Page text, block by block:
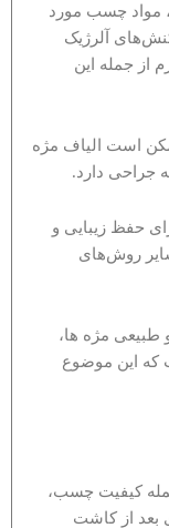
مواد چسب مورد
آلرژیک
از جمله این
است الیاف مژه
جراحی دارد.
حفظ زیبایی و
روش‌های
طبیعی مژه ها،
که این موضوع
کیفیت چسب،
بعد از کاشت